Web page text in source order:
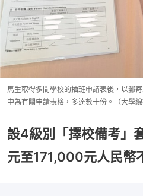
馬生取得多間學校的插班申請表後，以郵
中為有關申請表格，多達數十份。（大學線
設4級別「擇校備考
元至171,000元人民幣